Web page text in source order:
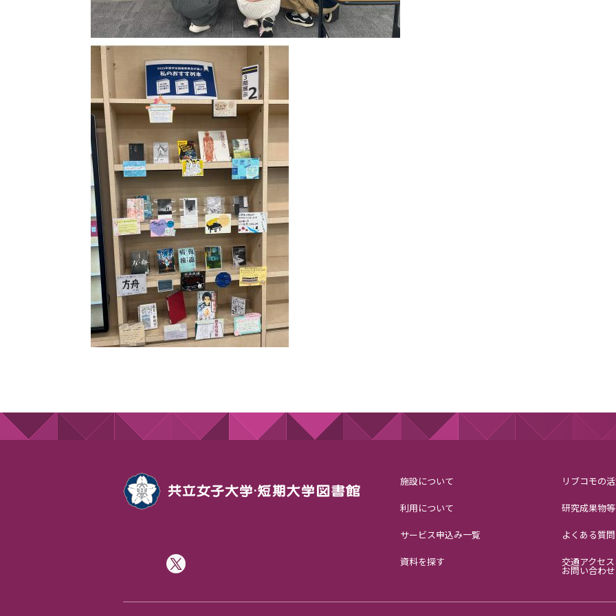
施設について
利用について
サービス申込み一覧
資料を探す
リブコモの
研究成果物等
よくある質問
交通アクセ
お問い合わせ